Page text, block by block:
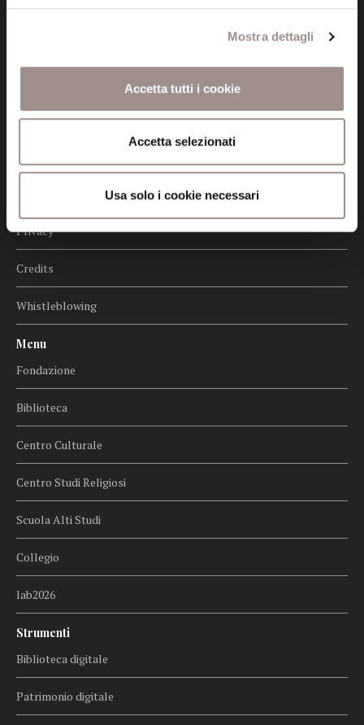
Mostra dettagli
Accetta tutti i cookie
Accetta selezionati
Usa solo i cookie necessari
Amministrazione trasparente
Privacy
Credits
Whistleblowing
Menu
Fondazione
Biblioteca
Centro Culturale
Centro Studi Religiosi
Scuola Alti Studi
Collegio
lab2026
Strumenti
Biblioteca digitale
Patrimonio digitale